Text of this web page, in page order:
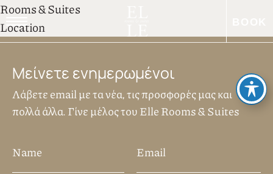
Πλοήγηση
άρθρων
Rooms & Suites
Location
Μείνετε ενημερωμένοι
Λάβετε email με τα νέα, τις προσφορές μας και
πολλά άλλα. Γίνε μέλος του Elle Rooms & Suites